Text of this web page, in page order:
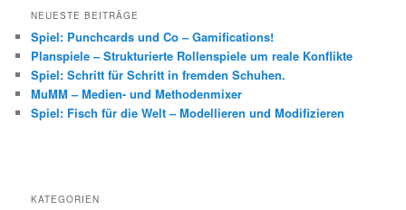
NEUESTE BEITRÄGE
Spiel: Punchcards und Co – Gamifications!
Planspiele – Strukturierte Rollenspiele um reale Konflikte
Spiel: Schritt für Schritt in fremden Schuhen.
MuMM – Medien- und Methodenmixer
Spiel: Fisch für die Welt – Modellieren und Modifizieren
KATEGORIEN